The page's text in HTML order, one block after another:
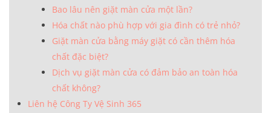
Bao lâu nên giặt màn cửa một lần?
Hóa chất nào phù hợp với gia đình có trẻ nhỏ?
Giặt màn cửa bằng máy giặt có cần thêm hóa
chất đặc biệt?
Dịch vụ giặt màn cửa có đảm bảo an toàn hóa
chất không?
Liên hệ Công Ty Vệ Sinh 365